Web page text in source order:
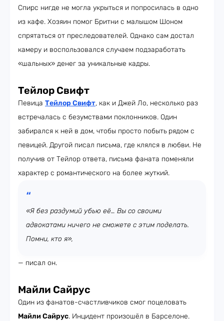
Спирс нигде не могла укрыться и попросилась в одно
из кафе. Хозяин помог Бритни с малышом Шоном
спрятаться от преследователей. Однако сам достал
камеру и воспользовался случаем подзаработать
«шальных» денег за уникальные кадры.
Тейлор Свифт
Певица Тейлор Свифт, как и Джей Ло, несколько раз
встречалась с безумствами поклонников. Один
забирался к ней в дом, чтобы просто побыть рядом с
певицей. Другой писал письма, где клялся в любви. Не
получив от Тейлор ответа, письма фаната поменяли
характер с романтического на более жуткий.
«Я без раздумий убью её… Вы со своими
адвокатами ничего не сможете с этим поделать.
Помни, кто я»,
— писал он.
Майли Сайрус
Один из фанатов-счастливчиков смог поцеловать
Майли Сайрус. Инцидент произошёл в Барселоне.